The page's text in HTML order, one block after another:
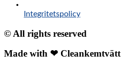
Integritetspolicy
© All rights reserved
Made with ❤ Cleankemtvätt